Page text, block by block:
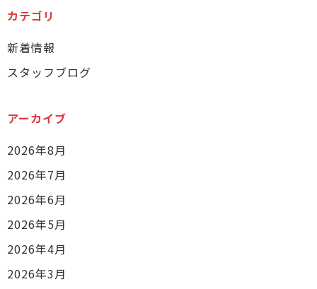
カテゴリ
新着情報
スタッフブログ
アーカイブ
2026年8月
2026年7月
2026年6月
2026年5月
2026年4月
2026年3月